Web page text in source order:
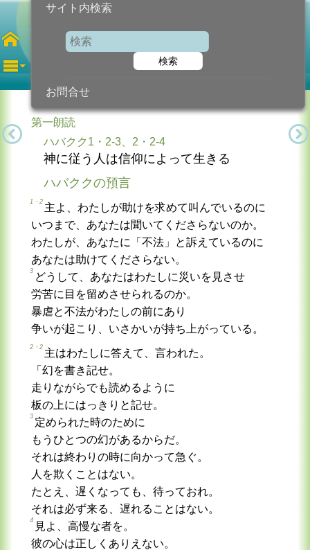
サイト内検索
検索
お問合せ
第27主日
第一朗読
ハバクク1・2-3、2・2-4
神に従う人は信仰によって生きる
ハバククの預言
1・2
主よ、わたしが助けを求めて叫んでいるのに
いつまで、あなたは聞いてくださらないのか。
わたしが、あなたに「不法」と訴えているのに
あなたは助けてくださらない。
3
どうして、あなたはわたしに災いを見させ
労苦に目を留めさせられるのか。
暴虐と不法がわたしの前にあり
争いが起こり、いさかいが持ち上がっている。
2・2
主はわたしに答えて、言われた。
「幻を書き記せ。
走りながらでも読めるように
板の上にはっきりと記せ。
3
定められた時のために
もうひとつの幻があるからだ。
それは終わりの時に向かって急ぐ。
人を欺くことはない。
たとえ、遅くなっても、待っておれ。
それは必ず来る、遅れることはない。
4
見よ、高慢な者を。
彼の心は正しくありえない。